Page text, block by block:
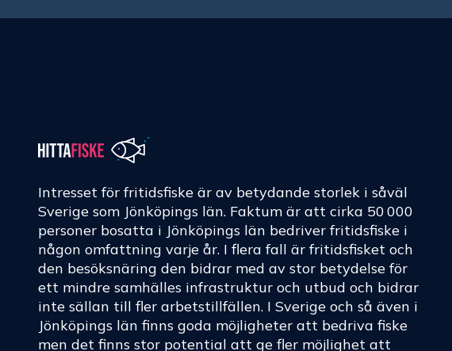
Intresset för fritidsfiske är av betydande storlek i såväl
Sverige som Jönköpings län. Faktum är att cirka 50 000
personer bosatta i Jönköpings län bedriver fritidsfiske i
någon omfattning varje år. I flera fall är fritidsfisket och
den besöksnäring den bidrar med av stor betydelse för
ett mindre samhälles infrastruktur och utbud och bidrar
inte sällan till fler arbetstillfällen. I Sverige och så även i
Jönköpings län finns goda möjligheter att bedriva fiske
men det finns stor potential att ge fler möjlighet att